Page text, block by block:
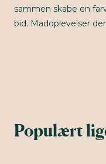
sammen skabe en
bid. Madoplevelser
Populært